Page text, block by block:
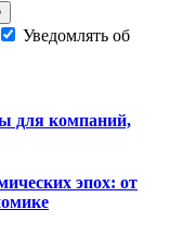
Уведомлять об
для компаний,
эпох: от